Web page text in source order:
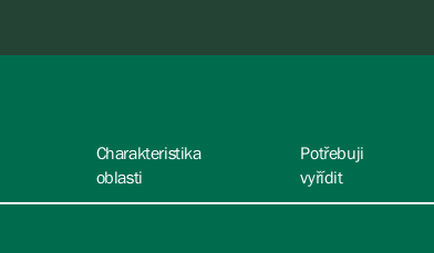
Charakteristika
oblasti
Potřebuji
vyřídit